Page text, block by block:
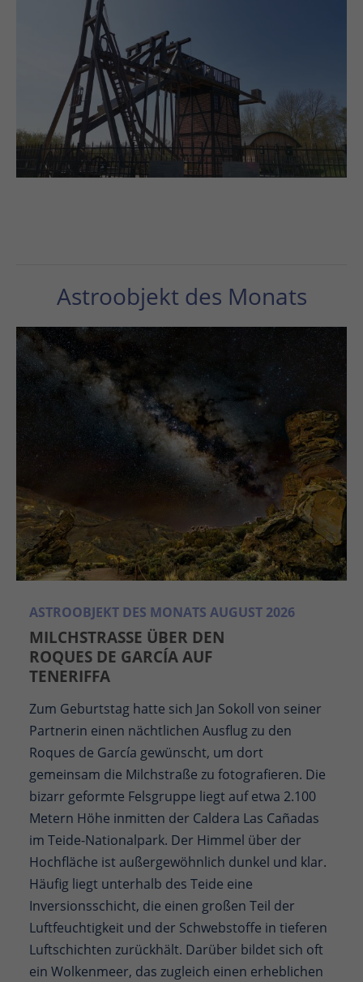
Astroobjekt des Monats
ASTROOBJEKT DES MONATS AUGUST 2026
MILCHSTRASSE ÜBER DEN R
OQUES DE GARCÍA AUF T
ENERIFFA
Zum Geburtstag hatte sich Jan Sokoll von seiner
Partnerin einen nächtlichen Ausflug zu den
Roques de García gewünscht, um dort
gemeinsam die Milchstraße zu fotografieren. Die
bizarr geformte Felsgruppe liegt auf etwa 2.100
Metern Höhe inmitten der Caldera Las Cañadas
im Teide-Nationalpark. Der Himmel über der
Hochfläche ist außergewöhnlich dunkel und klar.
Häufig liegt unterhalb des Teide eine
Inversionsschicht, die einen großen Teil der
Luftfeuchtigkeit und der Schwebstoffe in tieferen
Luftschichten zurückhält. Darüber bildet sich oft
ein Wolkenmeer, das zugleich einen erheblichen